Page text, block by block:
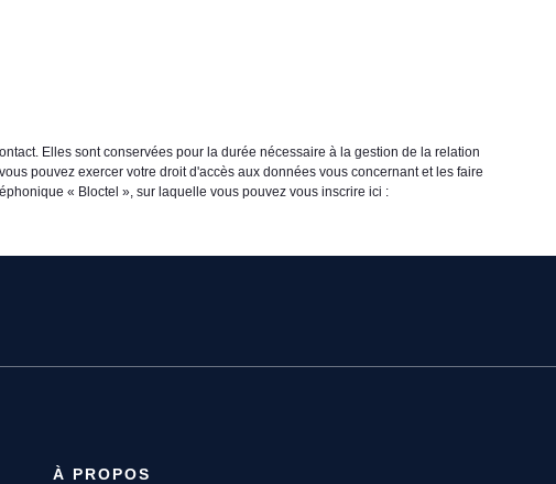
Elles sont conservées pour la durée nécessaire à la gestion de la relation
pouvez exercer votre droit d'accès aux données vous concernant et les faire
« Bloctel », sur laquelle vous pouvez vous inscrire ici :
À PROPOS